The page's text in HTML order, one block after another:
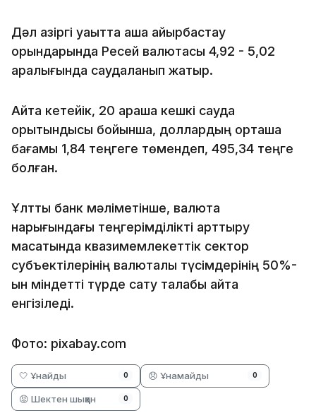
Дәл қазіргі уақытта ақша айырбастау
орындарында Ресей валютасы 4,92 - 5,02
аралығында саудаланып жатыр.
Айта кетейік, 20 қараша кешкі сауда
қорытындысы бойынша, доллардың орташа
бағамы 1,84 теңгеге төмендеп, 495,34 теңге
болған.
Ұлттық банк мәліметінше, валюта
нарығындағы теңгерімділікті арттыру
мақсатында квазимемлекеттік сектор
субъектілерінің валюталық түсімдерінің 50%-
ын міндетті түрде сату талабы қайта
енгізіледі.
Фото: pixabay.com
🤍 Ұнайды 0 😞 Ұнамайды 0
😡 Шектен шыққан 0